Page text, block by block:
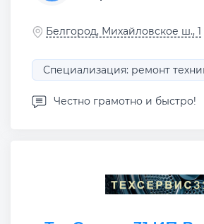
Белгород, Михайловское ш., 1
Специализация: ремонт
Честно грамотно и быстро!